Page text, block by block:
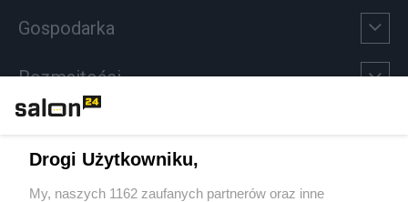
Gospodarka
Rozmaitości
Sport
Drogi Użytkowniku,
My, naszych 1162 zaufanych partnerów oraz inne